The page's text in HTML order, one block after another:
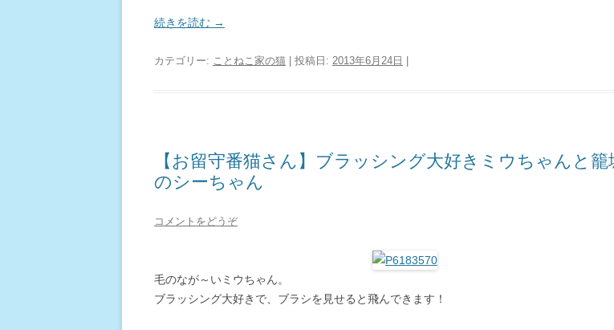
続きを読む →
カテゴリー: ことねこ家の猫 | 投稿日: 2013年6月24日
【お留守番猫さん】ブラッシング大好きミウちゃんと籠
のシーちゃん
コメントをどうぞ
毛のなが～いミウちゃん。
ブラッシング大好きで、ブラシを見せると飛んできます！